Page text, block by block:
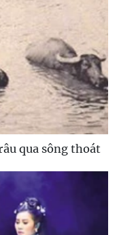
qua sông thoát